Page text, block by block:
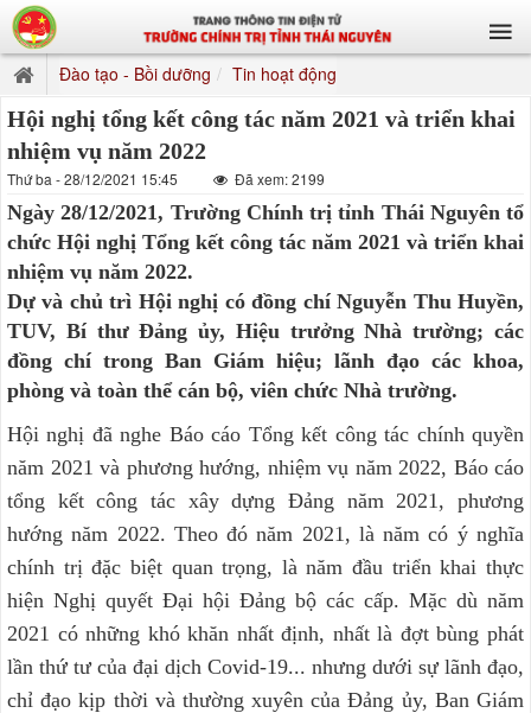
Đào tạo - Bồi dưỡng Tin hoạt động
Hội nghị tổng kết công tác năm 2021 và triển khai
nhiệm vụ năm 2022
Thứ ba - 28/12/2021 15:45 Đã xem: 2199
Ngày 28/12/2021, Trường Chính trị tỉnh Thái Nguyên tổ
chức Hội nghị Tổng kết công tác năm 2021 và triển khai
nhiệm vụ năm 2022.
Dự và chủ trì Hội nghị có đồng chí Nguyễn Thu Huyền,
TUV, Bí thư Đảng ủy, Hiệu trưởng Nhà trường; các
đồng chí trong Ban Giám hiệu; lãnh đạo các khoa,
phòng và toàn thể cán bộ, viên chức Nhà trường.
Hội nghị đã nghe Báo cáo Tổng kết công tác chính quyền
năm 2021 và phương hướng, nhiệm vụ năm 2022, Báo cáo
tổng kết công tác xây dựng Đảng năm 2021, phương
hướng năm 2022. Theo đó năm 2021, là năm có ý nghĩa
chính trị đặc biệt quan trọng, là năm đầu triển khai thực
hiện Nghị quyết Đại hội Đảng bộ các cấp. Mặc dù năm
2021 có những khó khăn nhất định, nhất là đợt bùng phát
lần thứ tư của đại dịch Covid-19... nhưng dưới sự lãnh đạo,
chỉ đạo kịp thời và thường xuyên của Đảng ủy, Ban Giám